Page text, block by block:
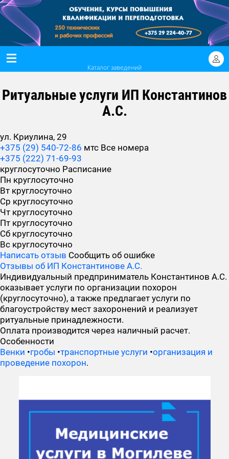
Каталог заведений
Ритуальные услуги ИП Константинов
А.С.
ул. Криулина, 29
+375 (29) 540-72-86 мтс Все номера
+375 (222) 71-69-93
круглосуточно Расписание
Пн круглосуточно
Вт круглосуточно
Ср круглосуточно
Чт круглосуточно
Пт круглосуточно
Сб круглосуточно
Вс круглосуточно
Написать отзыв Сообщить об ошибке
Отзывы об ИП Константинове А.С.
Индивидуальный предприниматель Константинов А.С.
оказывает услуги по организации похорон
(круглосуточно), а также предлагает услуги по
благоустройству мест захоронений и реализует
ритуальные принадлежности.
Оплата производится через наличный расчет.
Особенности
Венки •гробы •транспортные услуги •организация и
проведение похорон.